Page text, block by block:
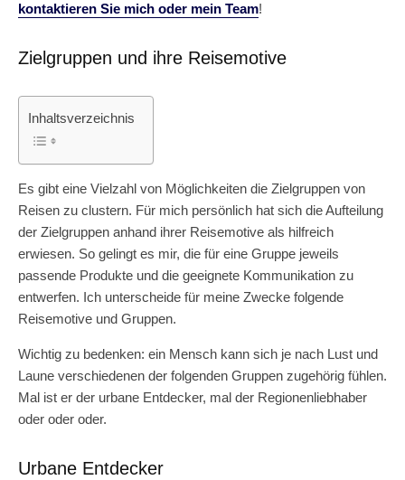
kontaktieren Sie mich oder mein Team!
Zielgruppen und ihre Reisemotive
Inhaltsverzeichnis
Es gibt eine Vielzahl von Möglichkeiten die Zielgruppen von
Reisen zu clustern. Für mich persönlich hat sich die Aufteilung
der Zielgruppen anhand ihrer Reisemotive als hilfreich
erwiesen. So gelingt es mir, die für eine Gruppe jeweils
passende Produkte und die geeignete Kommunikation zu
entwerfen. Ich unterscheide für meine Zwecke folgende
Reisemotive und Gruppen.
Wichtig zu bedenken: ein Mensch kann sich je nach Lust und
Laune verschiedenen der folgenden Gruppen zugehörig fühlen.
Mal ist er der urbane Entdecker, mal der Regionenliebhaber
oder oder oder.
Urbane Entdecker